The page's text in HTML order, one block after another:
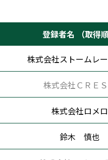
登録者名 （取得順
株式会社ストームレ
株式会社ＣＲＥ
株式会社ロメロ
鈴木 慎也